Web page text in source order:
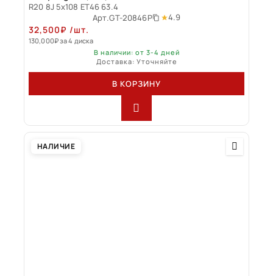
R20 8J 5x108 ET46 63.4
Арт.GT-20846P 4.9
32,500₽ /шт.
130,000₽за 4 диска
В наличии: от 3-4 дней
Доставка: Уточняйте
В КОРЗИНУ
НАЛИЧИЕ